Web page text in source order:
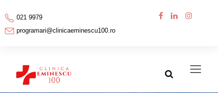
021 9979
programari@clinicaeminescu100.ro